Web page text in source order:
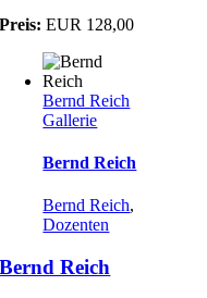
Preis: EUR 128,00
Bernd Reich
Gallerie
Bernd Reich
Bernd Reich,
Dozenten
Bernd Reich